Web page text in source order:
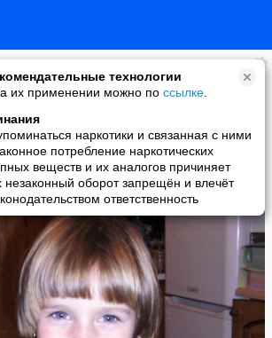
технологии
их применении можно по ссылке
наркотики и связанная с ними
потребление наркотических
веществ и их аналогов причиняет
незаконный оборот запрещён и влечёт
ответственность